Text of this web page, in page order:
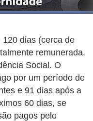
120 dias (cerca de
remunerada.
Social. O
por um período de
e 91 dias após a
60 dias, se
pagos pelo